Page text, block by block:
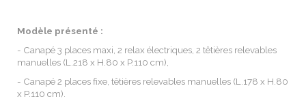
Modèle présenté :
- Canapé 3 places maxi, 2 relax électriques, 2 têtières relevables
manuelles (L.218 x H.80 x P.110 cm),
- Canapé 2 places fixe, têtières relevables manuelles (L.178 x H.80
x P.110 cm).